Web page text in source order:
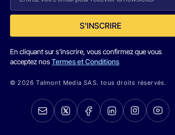
S'INSCRIRE
En cliquant sur s'inscrire, vous confirmez que vous
acceptez nosTermes et Conditions
© 2026 Talmont Media SAS. tous droits réservés.